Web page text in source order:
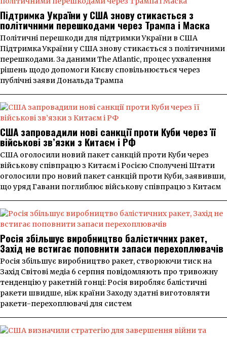
Підтримка України у США знову стикається з
політичними перешкодами через Трампа і Маска
Політичні перешкоди для підтримки України в США
Підтримка України у США знову стикається з політичними
перешкодами. За даними The Atlantic, процес ухвалення
рішень щодо допомоги Києву сповільнюється через
публічні заяви Дональда Трампа
США запровадили нові санкції проти Куби через її
військові зв’язки з Китаєм і РФ
США оголосили новий пакет санкцій проти Куби через
військову співпрацю з Китаєм і Росією Сполучені Штати
оголосили про новий пакет санкцій проти Куби, заявивши,
що уряд Гавани поглиблює військову співпрацю з Китаєм
Росія збільшує виробництво балістичних ракет,
Захід не встигає поповнити запаси перехоплювачів
Росія збільшує виробництво ракет, створюючи тиск на
Захід Світові медіа 6 серпня повідомляють про тривожну
тенденцію у ракетній гонці: Росія виробляє балістичні
ракети швидше, ніж країни Заходу здатні виготовляти
ракети-перехоплювачі для систем